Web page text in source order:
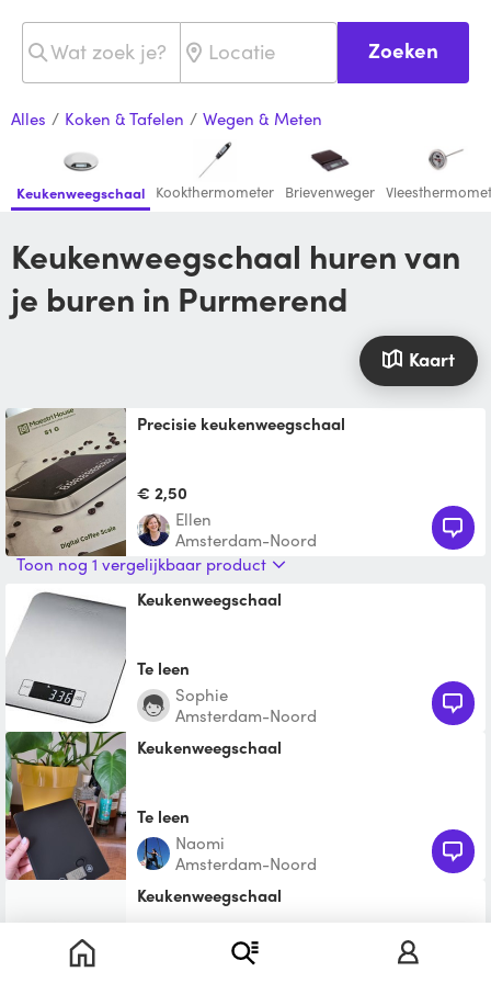
Zoeken
Alles / Koken & Tafelen / Wegen & Meten
Keukenweegschaal Kookthermometer Brievenweger
Keukenweegschaal huren van
je buren in Purmerend
Kaart
Precisie keukenweegschaal
€ 2,50
Ellen
Amsterdam-Noord
Toon nog 1 vergelijkbaar product
Keukenweegschaal
Te leen
Sophie
Amsterdam-Noord
Keukenweegschaal
Te leen
Naomi
Amsterdam-Noord
Keukenweegschaal